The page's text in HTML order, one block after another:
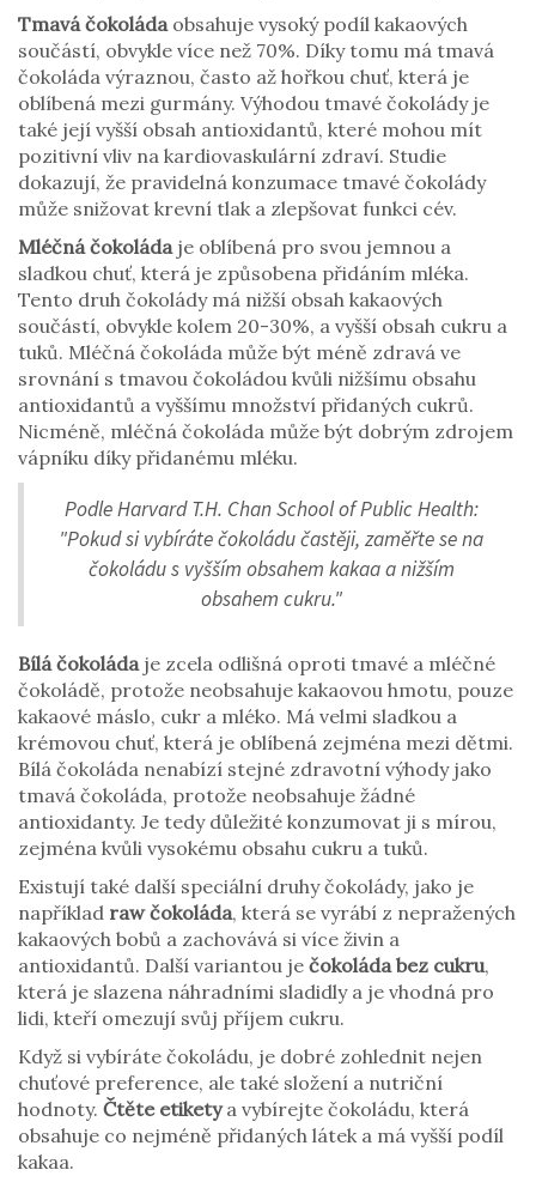
Tmavá čokoládaobsahuje vysoký podíl kakaových
součástí, obvykle více než 70%. Díky tomu má tmavá
čokoláda výraznou, často až hořkou chuť, která je
oblíbená mezi gurmány. Výhodou tmavé čokolády je
také její vyšší obsah antioxidantů, které mohou mít
pozitivní vliv na kardiovaskulární zdraví. Studie
dokazují, že pravidelná konzumace tmavé čokolády
může snižovat krevní tlak a zlepšovat funkci cév.
Mléčná čokoládaje oblíbená pro svou jemnou a
sladkou chuť, která je způsobena přidáním mléka.
Tento druh čokolády má nižší obsah kakaových
součástí, obvykle kolem 20-30%, a vyšší obsah cukru a
tuků. Mléčná čokoláda může být méně zdravá ve
srovnání s tmavou čokoládou kvůli nižšímu obsahu
antioxidantů a vyššímu množství přidaných cukrů.
Nicméně, mléčná čokoláda může být dobrým zdrojem
vápníku díky přidanému mléku.
Podle Harvard T.H. Chan School of Public Health:
"Pokud si vybíráte čokoládu častěji, zaměřte se na
čokoládu s vyšším obsahem kakaa a nižším
obsahem cukru."
Bílá čokoládaje zcela odlišná oproti tmavé a mléčné
čokoládě, protože neobsahuje kakaovou hmotu, pouze
kakaové máslo, cukr a mléko. Má velmi sladkou a
krémovou chuť, která je oblíbená zejména mezi dětmi.
Bílá čokoláda nenabízí stejné zdravotní výhody jako
tmavá čokoláda, protože neobsahuje žádné
antioxidanty. Je tedy důležité konzumovat ji s mírou,
zejména kvůli vysokému obsahu cukru a tuků.
Existují také další speciální druhy čokolády, jako je
například raw čokoláda, která se vyrábí z nepražených
kakaových bobů a zachovává si více živin a
antioxidantů. Další variantou je čokoláda bez cukru,
která je slazena náhradními sladidly a je vhodná pro
lidi, kteří omezují svůj příjem cukru.
Když si vybíráte čokoládu, je dobré zohlednit nejen
chuťové preference, ale také složení a nutriční
hodnoty. Čtěte etiketya vybírejte čokoládu, která
obsahuje co nejméně přidaných látek a má vyšší podíl
kakaa.